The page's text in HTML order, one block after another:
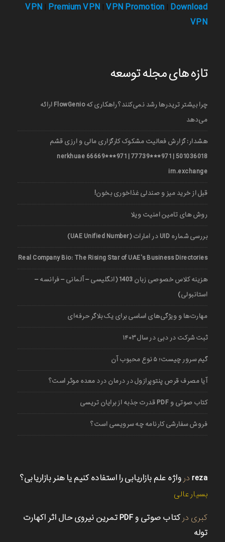
VPN Premium VPN VPN Promotion Download
VPN
تازه های مجله توسعه
چرا بیشتر تریدرها رشد نمی‌کنند؟ راهکاری که FlowGenio ارائه
می‌دهد
هشدار: گزارش فعالیت مشکوک کارگزاری مالی و ارزی قشم
501036018 | 971***77739 | 971***66669 nerkhuae
irn.exchange
قبل از خرید میز و صندلی غذاخوری بخون!
روش های تامین امنیت ویلا
بررسی شماره UID در امارات (UAE Unified Number)
Real Company Bio: The Rising Star of UAE’s Business Directories
هزینه کلاس خصوصی زبان 1403 (انگلیسی – آلمانی – فرانسه –
استانبولی)
مهارت‌ها و ویژگی‌های اساسی برای یک بلاگر حرفه‌ای
ثبت شرکت در دبی در سال ۱۴۰۳
گیم سرور چیست؛ ۵ نوع محبوب آن
آیا مصرف قرص پنتوپرازول در درمان درد معده موثر است؟
کتاب صوتی و PDF قدرت جذبه از برایان تریسی
فروش سفارشی کارنامه چه سرویسی است؟
reza در واژه علم بازاریابی را استفاده کنیم یا هنر بازاریابی؟
بسیار عالی
کبری در
کتاب صوتی و PDF تمرین نیروی حال اثر اکهارت
توله